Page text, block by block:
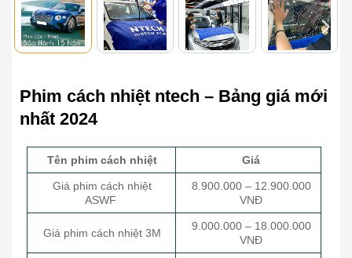
Phim cách nhiệt ntech – Bảng giá mới
nhất 2024
Tên phim cách nhiệt Giá
Giá phim cách nhiệt
ASWF
8.900.000 – 12.900.000
VNĐ
Giá phim cách nhiệt 3M
9.000.000 – 18.000.000
VNĐ